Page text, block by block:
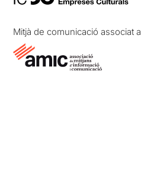
Mitjà de comunicació associat a